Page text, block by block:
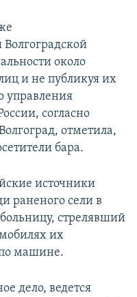
около
и не публикуя их
управления
согласно
отметила,
бара.
источники
раненого сели в
стрелявший
их
по машине.
дело, ведется